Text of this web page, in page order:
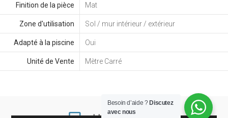
Finition de la pièce Mat
Zone d'utilisation Sol / mur intérieur / extérieur
Adapté à la piscine Oui
Unité de Vente Mètre Carré
Besoin d’aide ? Discutez
avec nous